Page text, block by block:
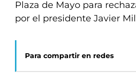
Plaza de Mayo para
por el presidente Javier
Para compartir en redes